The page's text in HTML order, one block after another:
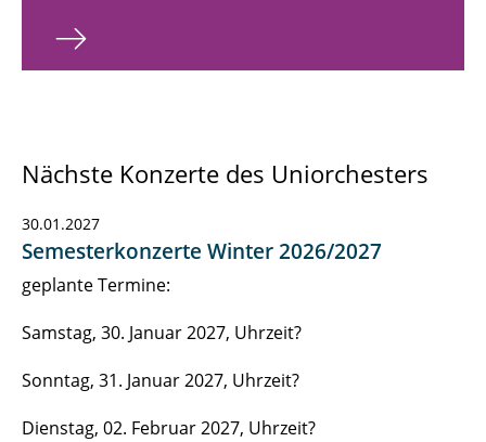
Nächste Konzerte des Uniorchesters
30.01.2027
Semesterkonzerte Winter 2026/2027
geplante Termine:
Samstag, 30. Januar 2027, Uhrzeit?
Sonntag, 31. Januar 2027, Uhrzeit?
Dienstag, 02. Februar 2027, Uhrzeit?